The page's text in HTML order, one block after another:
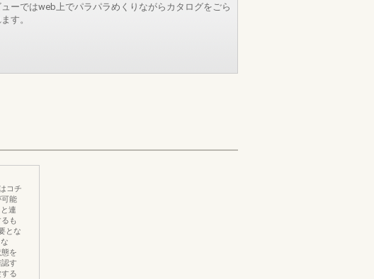
ューではweb上でパラパラめくりながらカタログをごら
す。
コチ
能
連
も
とな
を
す
る